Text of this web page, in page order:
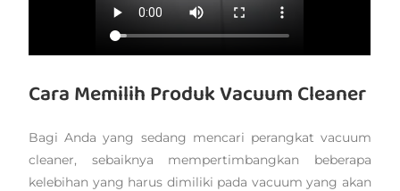
Cara Memilih Produk Vacuum Cleaner
Bagi Anda yang sedang mencari perangkat vacuum
cleaner, sebaiknya mempertimbangkan beberapa
kelebihan yang harus dimiliki pada vacuum yang akan